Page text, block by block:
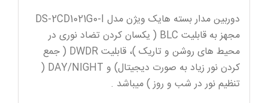
دوربین مدار بسته هایک ویژن مدل DS-2CD1021G0-I
مجهز به قابلیت BLC ( یکسان کردن تضاد نوری در
محیط های روشن و تاریک )، قابلیت DWDR ( جمع
کردن نور زیاد به صورت دیجیتال) و DAY/NIGHT (
تنظیم نور در شب و روز ) میباشد .